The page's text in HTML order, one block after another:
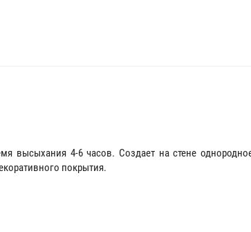
высыхания 4-6 часов. Создает на стене
покрытия.